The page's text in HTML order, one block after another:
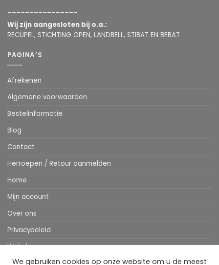
Wij zijn aangesloten bij o.a.:
RECUPEL, STICHTING OPEN, LANDBELL, STIBAT EN BEBAT
PAGINA’S
Afrekenen
Algemene voorwaarden
Bestelinformatie
Blog
Contact
Herroepen / Retour aanmelden
Home
Mijn account
Over ons
Privacybeleid
Webshop
We gebruiken cookies op onze website om u de meest